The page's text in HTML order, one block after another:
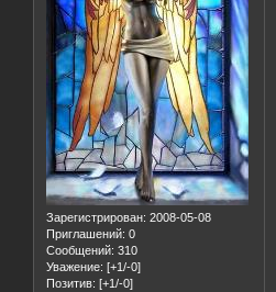
Зарегистрирован: 2008-05-08
Приглашений: 0
Сообщений: 310
Уважение: [+1/-0]
Позитив: [+1/-0]